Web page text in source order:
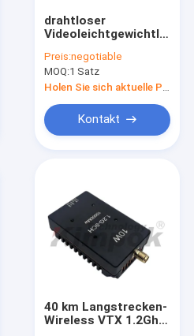
drahtloser
Videoleichtgewichtler
Digital übermittler-
420g
Preis:negotiable
MOQ:1 Satz
Kontakt
40 km Langstrecken-
Wireless VTX 1.2Ghz